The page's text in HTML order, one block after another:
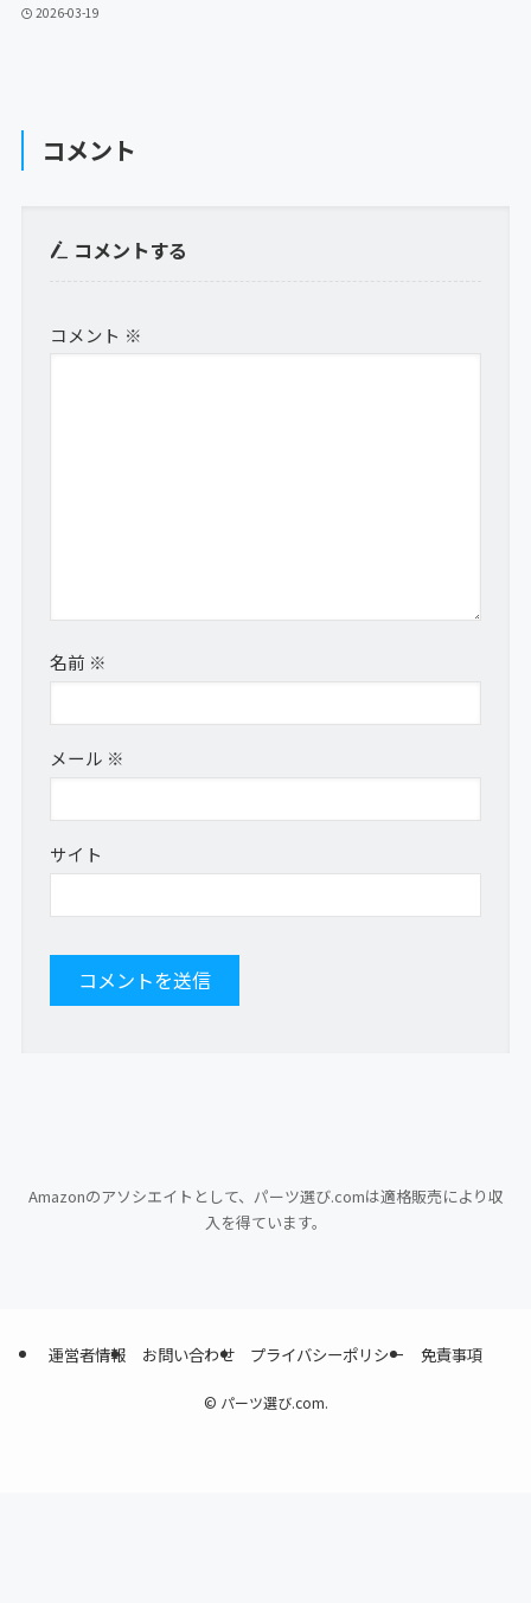
2026-03-19
コメント
コメントする
コメント ※
名前 ※
メール ※
サイト
Amazonのアソシエイトとして、パーツ選び.comは適格販売により収
入を得ています。
運営者情報 お問い合わせ プライバシーポリシー 免責事項
© パーツ選び.com.